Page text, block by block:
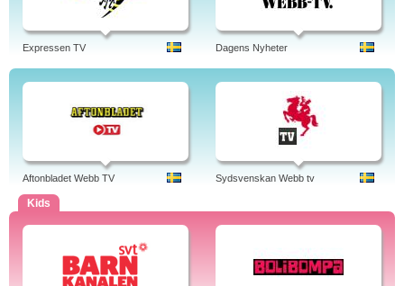
Expressen TV Dagens Nyheter
Aftonbladet Webb TV Sydsvenskan Webb tv
Kids